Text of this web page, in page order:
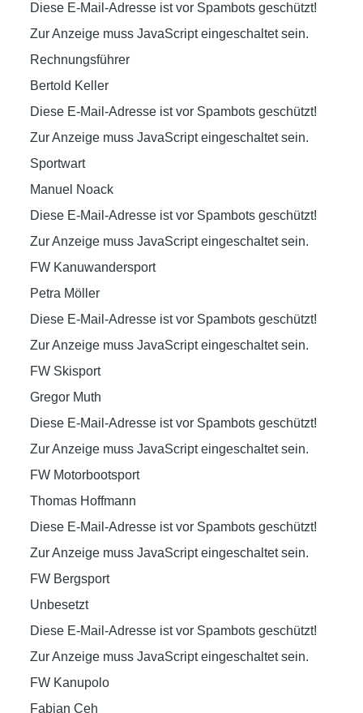
Diese E-Mail-Adresse ist vor Spambots geschützt!
Zur Anzeige muss JavaScript eingeschaltet sein.
Rechnungsführer
Bertold Keller
Diese E-Mail-Adresse ist vor Spambots geschützt!
Zur Anzeige muss JavaScript eingeschaltet sein.
Sportwart
Manuel Noack
Diese E-Mail-Adresse ist vor Spambots geschützt!
Zur Anzeige muss JavaScript eingeschaltet sein.
FW Kanuwandersport
Petra Möller
Diese E-Mail-Adresse ist vor Spambots geschützt!
Zur Anzeige muss JavaScript eingeschaltet sein.
FW Skisport
Gregor Muth
Diese E-Mail-Adresse ist vor Spambots geschützt!
Zur Anzeige muss JavaScript eingeschaltet sein.
FW Motorbootsport
Thomas Hoffmann
Diese E-Mail-Adresse ist vor Spambots geschützt!
Zur Anzeige muss JavaScript eingeschaltet sein.
FW Bergsport
Unbesetzt
Diese E-Mail-Adresse ist vor Spambots geschützt!
Zur Anzeige muss JavaScript eingeschaltet sein.
FW Kanupolo
Fabian Ceh